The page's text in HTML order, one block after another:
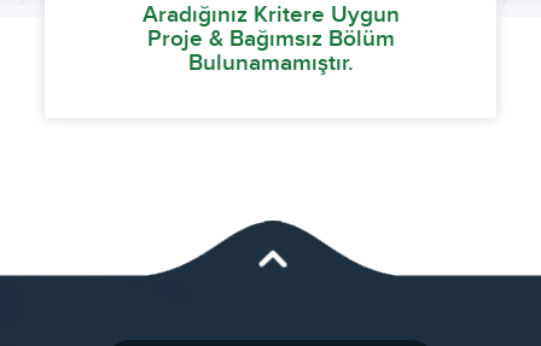
Aradığınız Kritere Uygun
Proje & Bağımsız Bölüm
Bulunamamıştır.